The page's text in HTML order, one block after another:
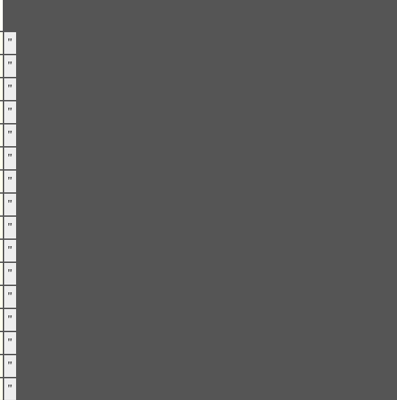
"
"
"
"
"
"
"
"
"
"
"
"
"
"
"
"